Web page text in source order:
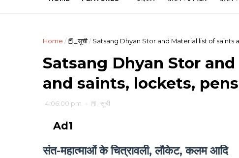
Home / 📕_सूची/ Satsang Dhyan Stor and Material list of saints
Satsang Dhyan Stor
and saints, lockets,
4:06:00 pm - 📕_सूची
Ad1
संत-महात्माओं के चित्रावली, लौकेट, कलम आदि